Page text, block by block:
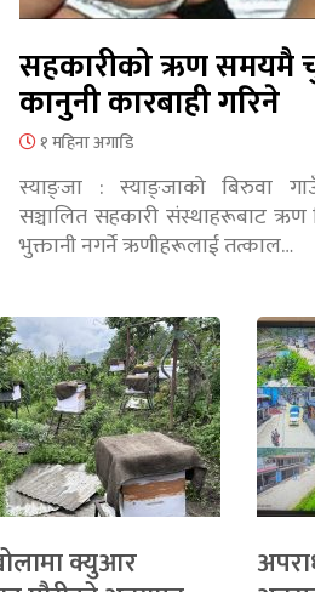
सहकारीको ऋण समयमै
कानुनी कारबाही गरिने
१ महिना अगाडि
स्याङ्जा : स्याङ्जाको बिरुवा
सञ्चालित सहकारी संस्थाहरूबाट
भुक्तानी नगर्ने ऋणीहरूलाई तत्काल…
क्युआर